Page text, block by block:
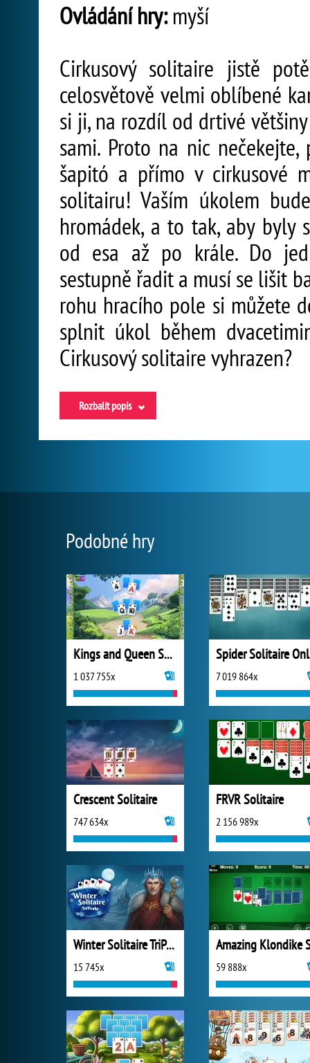
Ovládání hry:myší
Cirkusový solitaire jistě
celosvětově velmi oblíbené
si ji, na rozdíl od drtivé
sami. Proto na nic
šapitó a přímo v cirkusové
solitairu! Vaším úkolem
hromádek, a to tak, aby byly
od esa až po krále. Do
sestupně řadit a musí se lišit
rohu hracího pole si můžete
splnit úkol během
Cirkusový solitaire vyhrazen?
Rozbalit popis
Podobné hry
Kings and Queen Solitaire Tripeaks
1 037 755x 7 019 864x
Crescent Solitaire
747 634x
FRVR Solitaire
2 156 989x
Winter Solitaire TriPeaks
15 745x 59 888x